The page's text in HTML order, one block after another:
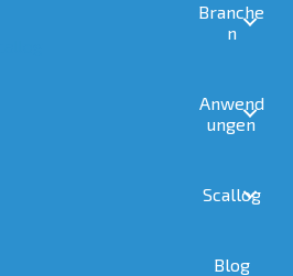
Branche
n
Anwend
ungen
Scallog
Blog